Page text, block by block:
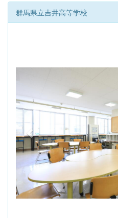
群馬県立吉井高等学校
e
o
u
s